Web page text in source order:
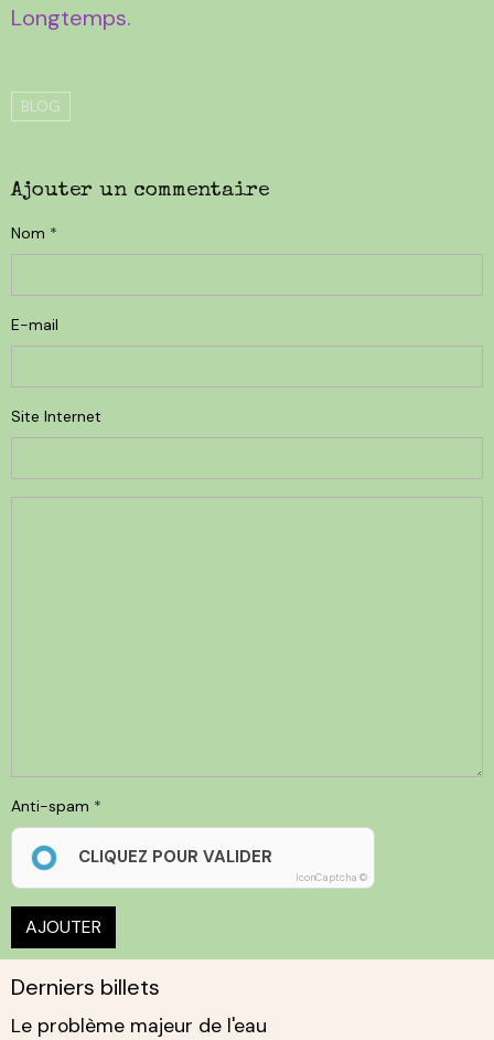
Longtemps.
BLOG
Ajouter un commentaire
Nom
E-mail
Site Internet
Anti-spam
CLIQUEZ POUR VALIDER
IconCaptcha ©
AJOUTER
Derniers billets
Le problème majeur de l'eau